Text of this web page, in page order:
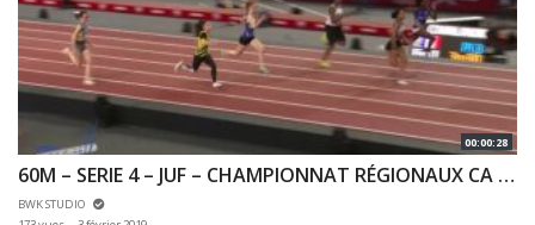
00:00:28
60M – SERIE 4 – JUF – CHAMPIONNAT RÉGIONAUX CA & JU 27/01/2019 – BERCY
BWK STUDIO